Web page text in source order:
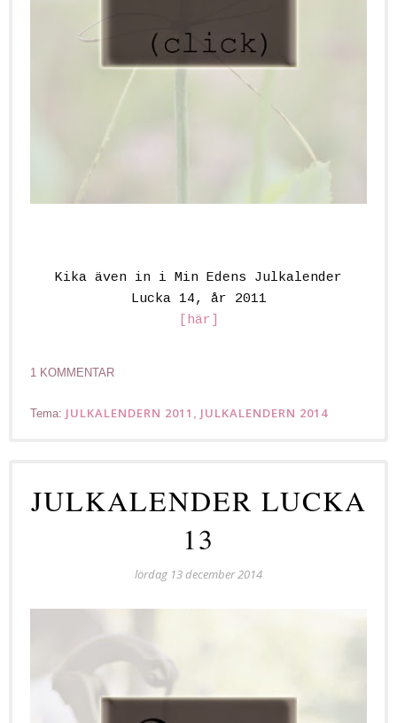
Kika även in i Min Edens Julkalender
Lucka 14, år 2011
[här]
1 KOMMENTAR
Tema: JULKALENDERN 2011 JULKALENDERN 2014
JULKALENDER LUCKA
13
lördag 13 december 2014